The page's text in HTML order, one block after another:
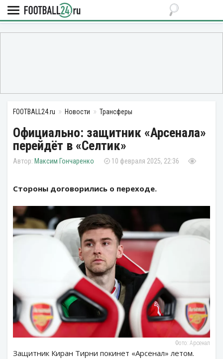
FOOTBALL24.ru Новости Трансферы
Официально: защитник «Арсенала»
перейдёт в «Селтик»
Максим Гончаренко 10 февраля 2025, 22:36
Стороны договорились о переходе.
Фото: Арсенал
Защитник Киран Тирни покинет «Арсенал» летом.